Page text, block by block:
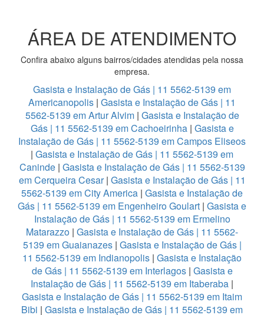
ÁREA DE ATENDIMENTO
Confira abaixo alguns bairros/cidades atendidas pela nossa
empresa.
Gasista e Instalação de Gás | 11 5562-5139 em
Americanopolis | Gasista e Instalação de Gás | 11
5562-5139 em Artur Alvim | Gasista e Instalação de
Gás | 11 5562-5139 em Cachoeirinha| Gasista e
Instalação de Gás | 11 5562-5139 em Campos Eliseos
| Gasista e Instalação de Gás | 11 5562-5139 em
Caninde| Gasista e Instalação de Gás | 11 5562-5139
em Cerqueira Cesar| Gasista e Instalação de Gás | 11
5562-5139 em City America | Gasista e Instalação de
Gás | 11 5562-5139 em Engenheiro Goulart | Gasista e
Instalação de Gás | 11 5562-5139 em Ermelino
Matarazzo | Gasista e Instalação de Gás | 11 5562-
5139 em Guaianazes| Gasista e Instalação de Gás |
11 5562-5139 em Indianopolis | Gasista e Instalação
de Gás | 11 5562-5139 em Interlagos| Gasista e
Instalação de Gás | 11 5562-5139 em Itaberaba |
Gasista e Instalação de Gás | 11 5562-5139 em Itaim
Bibi | Gasista e Instalação de Gás | 11 5562-5139 em